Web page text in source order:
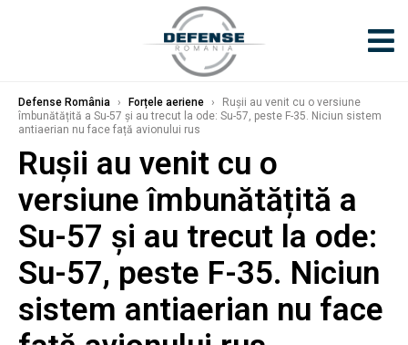
Defense România › Forțele aeriene ›
Rușii au venit cu o versiune
îmbunătățită a Su-57 și au trecut la ode: Su-57, peste F-35. Niciun sistem
antiaerian nu face față avionului rus
Rușii au venit cu o
versiune îmbunătățită a
Su-57 și au trecut la ode:
Su-57, peste F-35. Niciun
sistem antiaerian nu face